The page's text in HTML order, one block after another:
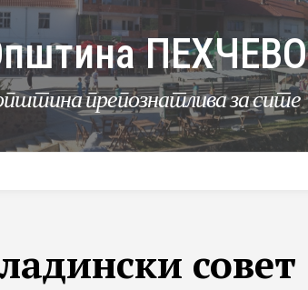
ПЕХЧЕВО
препознатлива за сите
совет